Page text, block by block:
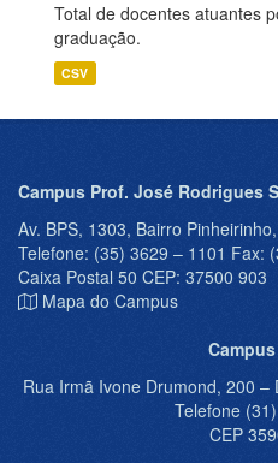
Total de docentes atuantes
graduação.
CSV
Campus Prof. José Rodrigues
Av. BPS, 1303, Bairro
Telefone: (35) 3629 – 1101 Fax:
Caixa Postal 50 CEP: 37500 903
Mapa do Campus
Rua Irmã Ivone Drumond, 200
Telefone
CEP